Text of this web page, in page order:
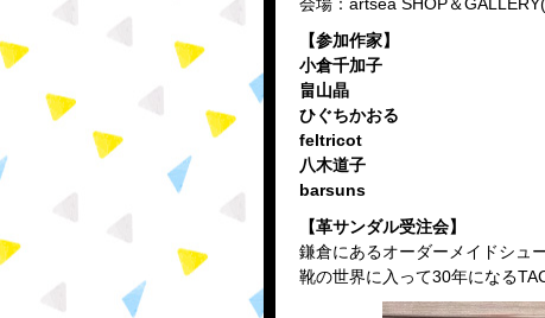
【参加作家】
小倉千加子
畠山晶
ひぐちかおる
feltricot
八木道子
barsuns
【革サンダル受注会】
鎌倉にあるオーダーメイドシュ
靴の世界に入って30年になる